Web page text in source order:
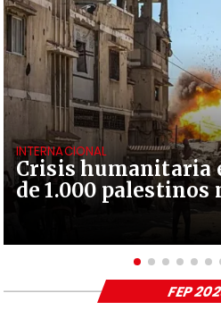
Crisis humanitaria
de 1.000 palestinos
INTERNACIONAL
FEP